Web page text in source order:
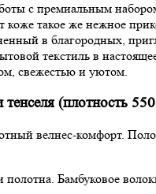
с премиальным
такое же нежное
в благородных,
текстиль в
свежестью и уютом.
(плотность
велнес-комфорт.
Бамбуковое